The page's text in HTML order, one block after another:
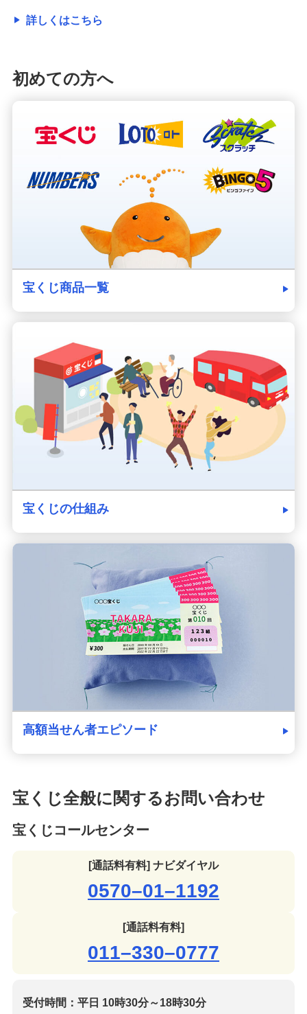
詳しくはこちら
初めての方へ
宝くじ商品一覧
宝くじの仕組み
高額当せん者エピソード
宝くじ全般に関するお問い合わせ
宝くじコールセンター
[通話料有料] ナビダイヤル
0570–01–1192
[通話料有料]
011–330–0777
受付時間：平日 10時30分～18時30分